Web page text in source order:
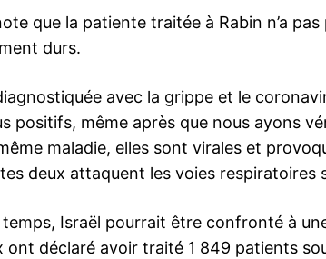
que la patiente traitée à Rabin n’a
durs.
avec la grippe et le
positifs, même après que nous ayons
maladie, elles sont virales et
deux attaquent les voies respiratoires
Israël pourrait être confronté à
ont déclaré avoir traité 1 849 patients